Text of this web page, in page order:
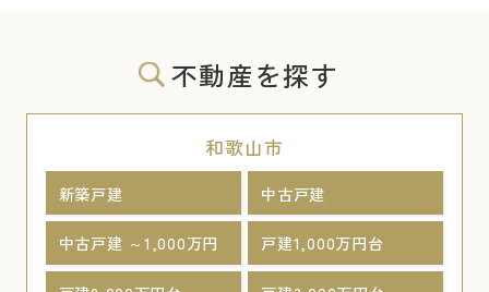
不動産を探す
和歌山市
新築戸建 中古戸建
中古戸建 ～1,000万円 戸建1,000万円台